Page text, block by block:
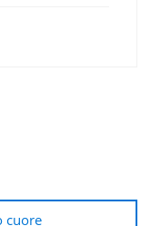
cuore